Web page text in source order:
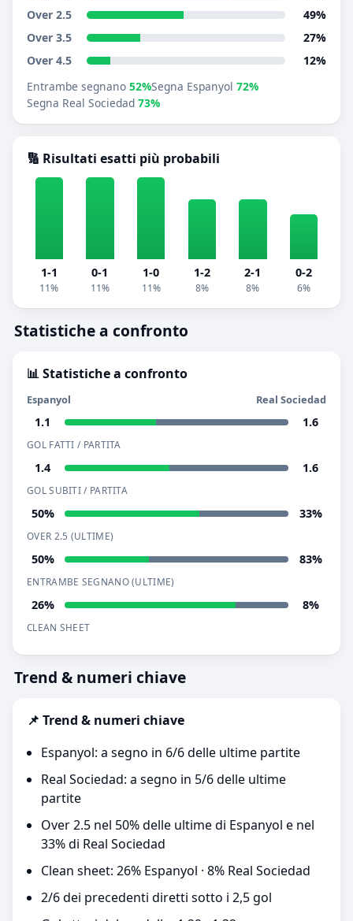
Over 2.5
49%
Over 3.5
27%
Over 4.5
12%
Entrambe segnano 52%Segna Espanyol 72%
Segna Real Sociedad 73%
🔢 Risultati esatti più probabili
1-1
11%
0-1
11%
1-0
11%
1-2
8%
2-1
8%
0-2
6%
Statistiche a confronto
📊 Statistiche a confronto
Espanyol Real Sociedad
1.1 1.6
GOL FATTI / PARTITA
1.4 1.6
GOL SUBITI / PARTITA
50% 33%
OVER 2.5 (ULTIME)
50% 83%
ENTRAMBE SEGNANO (ULTIME)
26% 8%
CLEAN SHEET
Trend & numeri chiave
📌 Trend & numeri chiave
Espanyol: a segno in 6/6 delle ultime partite
Real Sociedad: a segno in 5/6 delle ultime
partite
Over 2.5 nel 50% delle ultime di Espanyol e nel
33% di Real Sociedad
Clean sheet: 26% Espanyol · 8% Real Sociedad
2/6 dei precedenti diretti sotto i 2,5 gol